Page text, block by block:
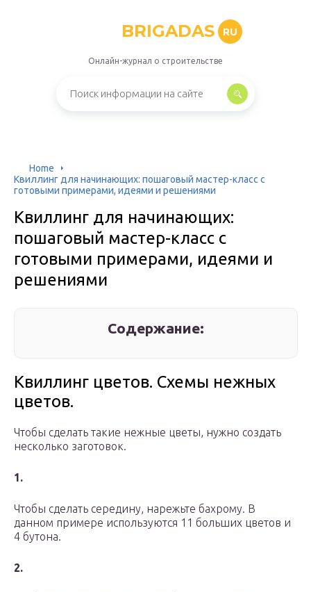
BRIGADAS RU
Онлайн-журнал о строительстве
Home
Квиллинг для начинающих: пошаговый мастер-класс с
готовыми примерами, идеями и решениями
Квиллинг для начинающих:
пошаговый мастер-класс с
готовыми примерами, идеями и
решениями
Содержание:
Квиллинг цветов. Схемы нежных
цветов.
Чтобы сделать такие нежные цветы, нужно создать
несколько заготовок.
1.
Чтобы сделать середину, нарежьте бахрому. В
данном примере используются 11 больших цветов и
4 бутона.
2.